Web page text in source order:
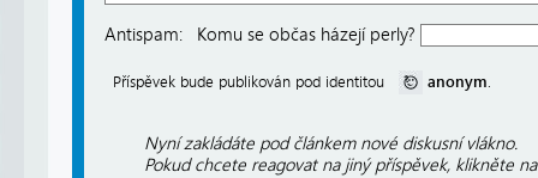
Antispam: Komu se občas házejí perly?
Příspěvek bude publikován pod identitou anonym.
Nyní zakládáte pod článkem nové diskusní vlákno.
Pokud chcete reagovat na jiný příspěvek, klikněte